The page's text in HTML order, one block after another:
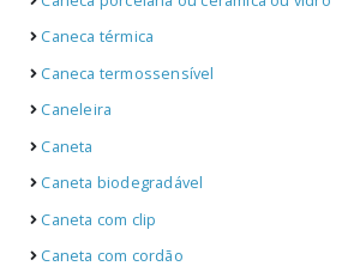
Caneca térmica
Caneca termossensível
Caneleira
Caneta
Caneta biodegradável
Caneta com clip
Caneta com cordão